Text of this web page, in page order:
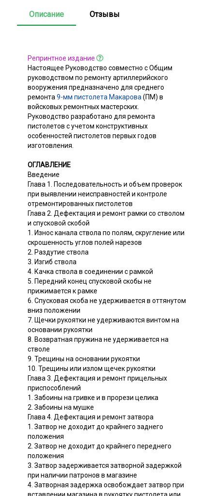
Описание Отзывы
Репринтное издание
Настоящее Руководство совместно с Общим
руководством по ремонту артиллерийского
вооружения предназначено для среднего
ремонта 9-мм пистолета Макарова (ПМ) в
войсковых ремонтных мастерских.
Руководство разработано для ремонта
пистолетов с учетом конструктивных
особенностей пистолетов первых годов
изготовления.
ОГЛАВЛЕНИЕ
Введение
Глава 1. Последовательность и объем проверок
при выявлении неисправностей и контроле
отремонтированных пистолетов
Глава 2. Дефектация и ремонт рамки со стволом
и спусковой скобой
1. Износ канала ствола по полям, скругление или
скрошенность углов полей нарезов
2. Раздутие ствола
3. Изгиб ствола
4. Качка ствола в соединении с рамкой
5. Передний конец спусковой скобы не
прижимается к рамке
6. Спусковая скоба не удерживается в оттянутом
вниз положении
7. Щечки рукоятки не удерживаются винтом на
основании рукоятки
8. Возвратная пружина не удерживается на
стволе
9. Трещины на основании рукоятки
10. Трещины или излом щечек рукоятки
Глава 3. Дефектация и ремонт прицельных
приспособлений
1. Забоины на гривке и в прорези целика
2. Забоины на мушке
Глава 4. Дефектация и ремонт затвора
1. Затвор не доходит до крайнего заднего
положения
2. Затвор не доходит до крайнего переднего
положения
3. Затвор задерживается затворной задержкой
при наличии патронов в магазине
4. Затворная задержка освобождает затвор при
вставлении магазина в рукоятку пистолета или